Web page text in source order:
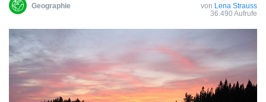
Geographie von Lena Strauss
36.490 Aufrufe